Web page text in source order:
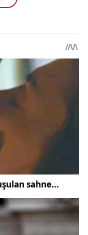
taraftarlara umut
dikkat
biri olan
Campos, bugün
birlikte yer aldı.
pas yüzdesi ve
olumlu
en çok
Taraftarlar, bu
inanıyor.
Sivasspor